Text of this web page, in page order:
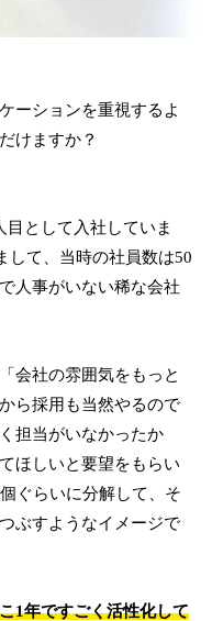
ーションを重視するよ
けますか？
として入社していま
して、当時の社員数は50
人事がいない稀な会社
会社の雰囲気をもっと
ら採用も当然やるので
担当がいなかったか
ほしいと要望をもらい
ぐらいに分解して、そ
ぶすようなイメージで
1年ですごく活性化して